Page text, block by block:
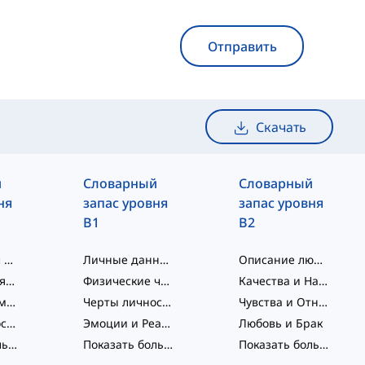
Отправить
Скачать
Приветствия и социальное взаимодействие
Расширенная семья и знакомые
Любовь и Романтика
Черты личности
Показать больше
Словарный
запас уровня
B1
Личные данные и этапы жизни
Физические черты
Черты личности
Эмоции и Реакции
Показать больше
Словарный
запас уровня
B2
Описание людей
Качества и Навыки
Чувства и Отношения
Любовь и Брак
Показать больше